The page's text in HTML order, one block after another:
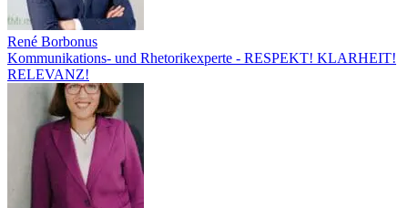
René Borbonus
Kommunikations- und Rhetorikexperte - RESPEKT! KLARHEIT!
RELEVANZ!